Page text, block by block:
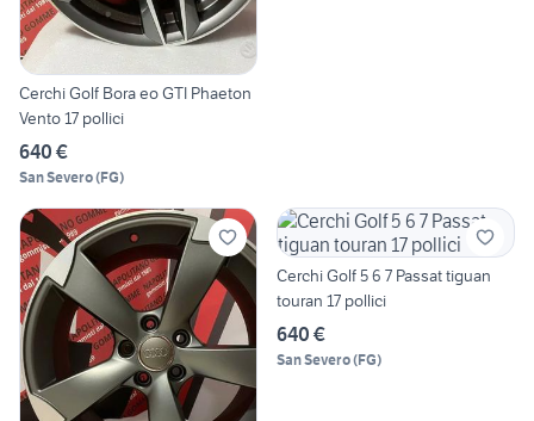
Cerchi Golf Bora eo GTI Phaeton
Vento 17 pollici
640 €
San Severo(FG)
Cerchi Golf 5 6 7 Passat tiguan
touran 17 pollici
640 €
San Severo(FG)